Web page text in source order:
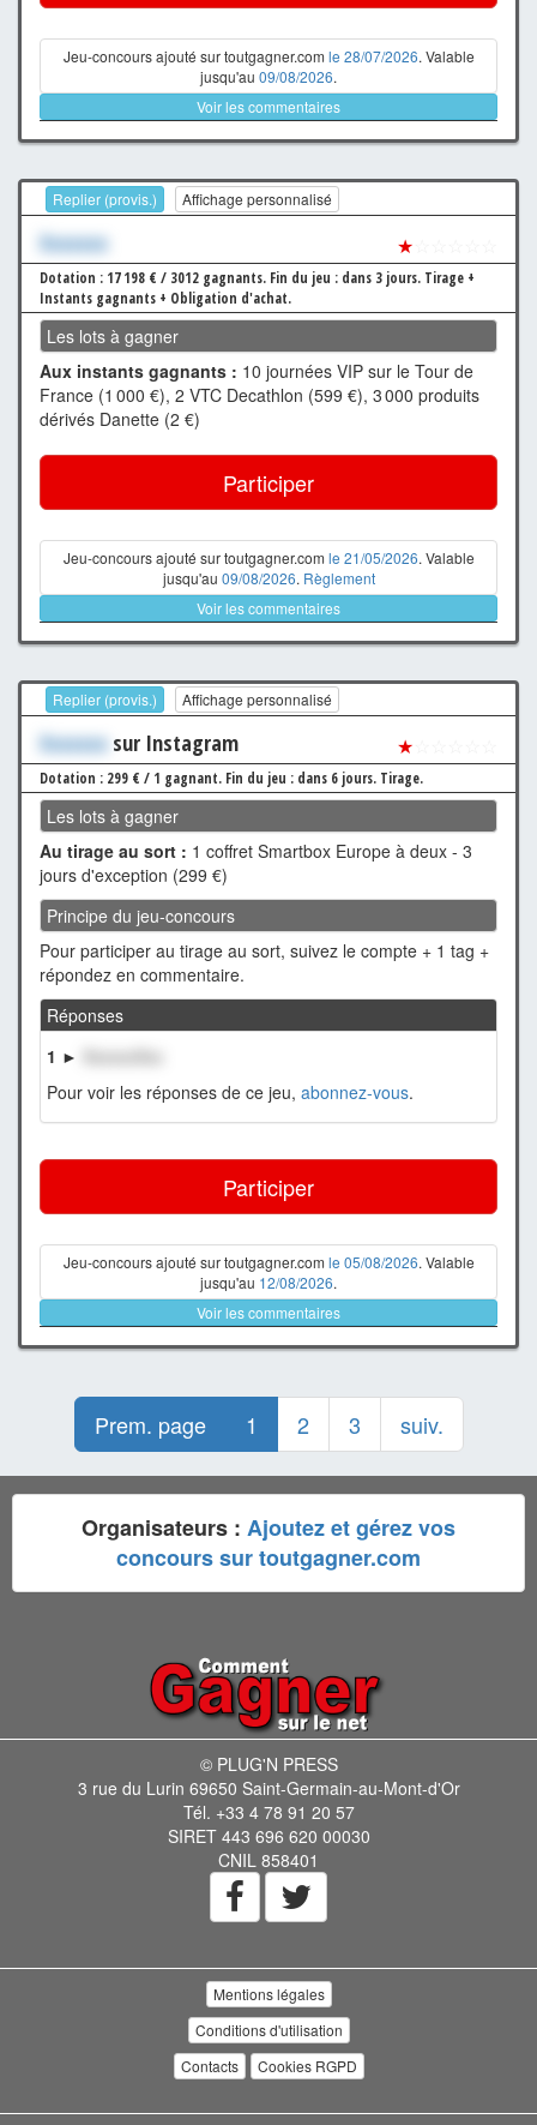
Jeu-concours ajouté sur toutgagner.com le 28/07/2026. Valable
jusqu'au 09/08/2026.
Voir les commentaires
Replier (provis.) Affichage personnalisé
Xxxxxxx ★
Dotation : 17 198 € / 3012 gagnants. Fin du jeu : dans 3 jours. Tirage +
Instants gagnants + Obligation d'achat.
Les lots à gagner
Aux instants gagnants : 10 journées VIP sur le Tour de
France (1 000 €), 2 VTC Decathlon (599 €), 3 000 produits
dérivés Danette (2 €)
Participer
Jeu-concours ajouté sur toutgagner.com le 21/05/2026. Valable
jusqu'au 09/08/2026. Règlement
Voir les commentaires
Replier (provis.) Affichage personnalisé
Xxxxxxx sur Instagram ★
Dotation : 299 € / 1 gagnant. Fin du jeu : dans 6 jours. Tirage.
Les lots à gagner
Au tirage au sort : 1 coffret Smartbox Europe à deux - 3
jours d'exception (299 €)
Principe du jeu-concours
Pour participer au tirage au sort, suivez le compte + 1 tag +
répondez en commentaire.
Réponses
1 ►
XxxxxxXxx
Pour voir les réponses de ce jeu, abonnez-vous.
Participer
Jeu-concours ajouté sur toutgagner.com le 05/08/2026. Valable
jusqu'au 12/08/2026.
Voir les commentaires
Prem. page 1 2 3 suiv.
Organisateurs : Ajoutez et gérez vos
concours sur toutgagner.com
© PLUG'N PRESS
3 rue du Lurin 69650 Saint-Germain-au-Mont-d'Or
Tél. +33 4 78 91 20 57
SIRET 443 696 620 00030
CNIL 858401
Mentions légales
Conditions d'utilisation
Contacts
Cookies RGPD